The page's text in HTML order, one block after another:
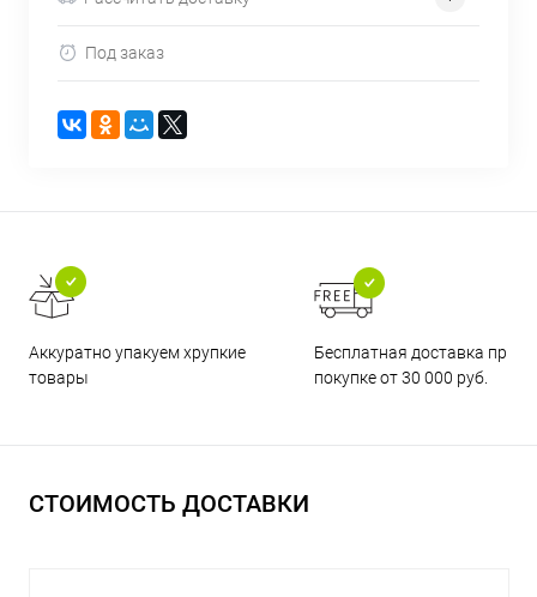
Под заказ
Аккуратно упакуем хрупкие
товары
Бесплатная доставка при
покупке от 30 000 руб.
СТОИМОСТЬ ДОСТАВКИ